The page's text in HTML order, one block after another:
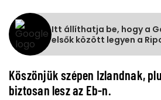
Itt állíthatja be, hogy a
elsők között legyen a
Köszönjük szépen Izlandnak,
biztosan lesz az Eb-n.